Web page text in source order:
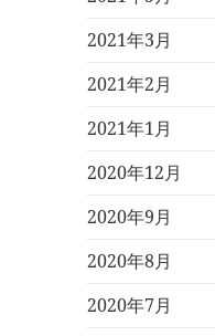
2021年3月
2021年2月
2021年1月
2020年12月
2020年9月
2020年8月
2020年7月